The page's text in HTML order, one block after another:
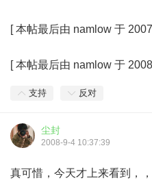
[ 本帖最后由 namlow 于
[本帖最后由 namlow 于
支持 反对
尘封
2008-9-4 10:37:39
真可惜，今天才上来看到，，